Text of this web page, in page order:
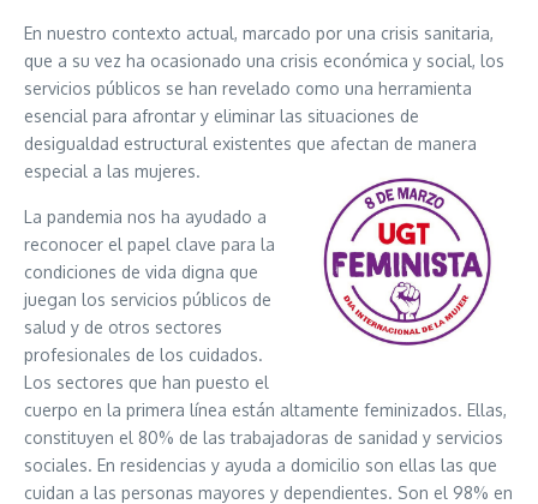
En nuestro contexto actual, marcado por una crisis sanitaria,
que a su vez ha ocasionado una crisis económica y social, los
servicios públicos se han revelado como una herramienta
esencial para afrontar y eliminar las situaciones de
desigualdad estructural existentes que afectan de manera
especial a las mujeres.
La pandemia nos ha ayudado a
reconocer el papel clave para la
condiciones de vida digna que
juegan los servicios públicos de
salud y de otros sectores
profesionales de los cuidados.
Los sectores que han puesto el
cuerpo en la primera línea están altamente feminizados. Ellas,
constituyen el 80% de las trabajadoras de sanidad y servicios
sociales. En residencias y ayuda a domicilio son ellas las que
cuidan a las personas mayores y dependientes. Son el 98% en